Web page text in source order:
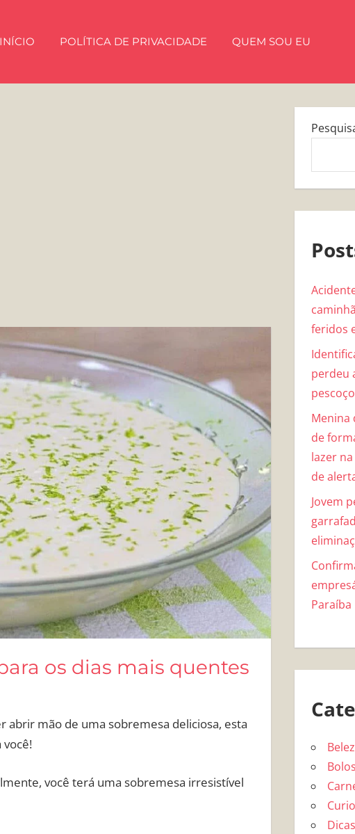
INÍCIO POLÍTICA DE PRIVACIDADE QUEM SOU EU
os dias mais quentes
abrir mão de uma sobremesa deliciosa, esta
você terá uma sobremesa irresistível
feridos
perdeu
Menina
de
lazer
de
Jovem
Paraíba
Bolos
Dicas